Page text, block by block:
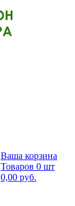
Ваша корзина
Товаров 0 шт
0,00 руб.